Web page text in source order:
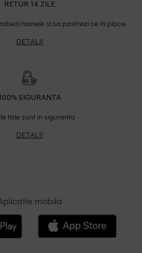
RETUR 14 ZILE
hainele si sa pastrezi ce iti place.
DETALII
SIGURANTA
tale sunt in siguranta
DETALII
mobila